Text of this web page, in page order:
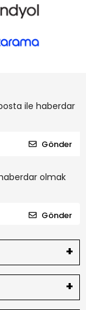
ile haberdar
Gönder
olmak
Gönder